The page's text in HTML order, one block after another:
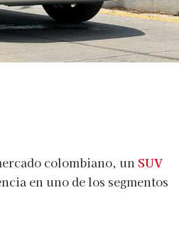
colombiano, un SUV
en uno de los segmentos